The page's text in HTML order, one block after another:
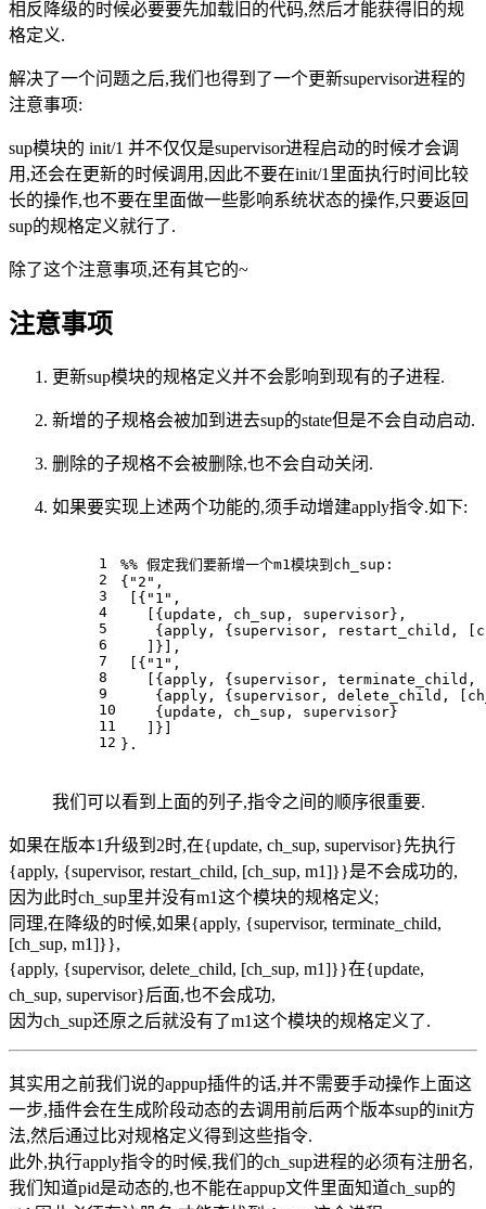
相反降级的时候必要要先加载旧的代码,然后才能获得旧的规
格定义.
解决了一个问题之后,我们也得到了一个更新supervisor进程的
注意事项:
sup模块的 init/1 并不仅仅是supervisor进程启动的时候才会调
用,还会在更新的时候调用,因此不要在init/1里面执行时间比较
长的操作,也不要在里面做一些影响系统状态的操作,只要返回
sup的规格定义就行了.
除了这个注意事项,还有其它的~
注意事项
更新sup模块的规格定义并不会影响到现有的子进程.
新增的子规格会被加到进去sup的state但是不会自动启动.
删除的子规格不会被删除,也不会自动关闭.
如果要实现上述两个功能的,须手动增建apply指令.如下:
1
2
3
4
5
6
7
8
9
10
11
12
%% 假定我们要新增一个m1模块到ch_sup:
{"2",
[{"1",
   [{update, ch_sup, supervisor},
{apply, {supervisor, restart_child,
   ]}],
[{"1",
[{apply, {supervisor, terminate_child,
{apply, {supervisor, delete_child,
    {update, ch_sup, supervisor}
   ]}]
}.
我们可以看到上面的列子,指令之间的顺序很重要.
如果在版本1升级到2时,在{update, ch_sup, supervisor}先执行
{apply, {supervisor, restart_child, [ch_sup, m1]}}是不会成功的,
因为此时ch_sup里并没有m1这个模块的规格定义;
同理,在降级的时候,如果{apply, {supervisor, terminate_child,
[ch_sup, m1]}},
{apply, {supervisor, delete_child, [ch_sup, m1]}}在{update,
ch_sup, supervisor}后面,也不会成功,
因为ch_sup还原之后就没有了m1这个模块的规格定义了.
其实用之前我们说的appup插件的话,并不需要手动操作上面这
一步,插件会在生成阶段动态的去调用前后两个版本sup的init方
法,然后通过比对规格定义得到这些指令.
此外,执行apply指令的时候,我们的ch_sup进程的必须有注册名,
我们知道pid是动态的,也不能在appup文件里面知道ch_sup的